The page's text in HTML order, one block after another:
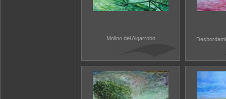
Molino del Algarrobo